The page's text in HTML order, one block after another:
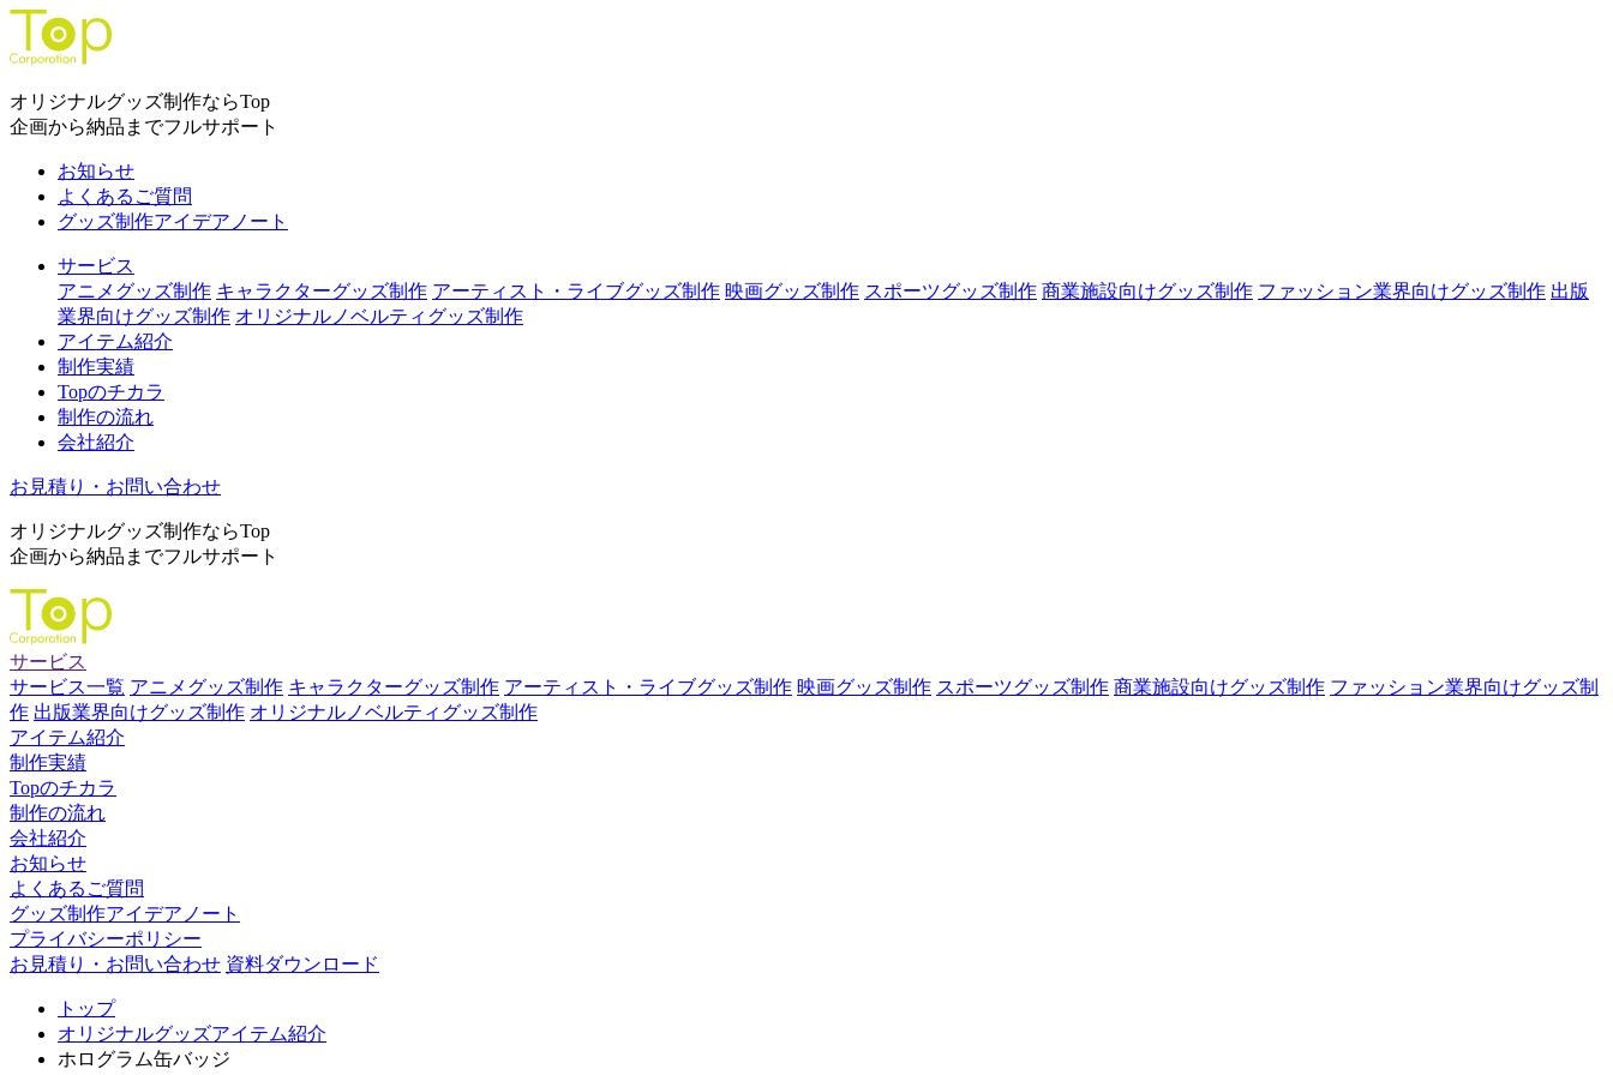
オリジナルグッズ制作ならTop
企画から納品までフルサポート
お知らせ
よくあるご質問
グッズ制作アイデアノート
サービス
アニメグッズ制作 キャラクターグッズ制作 アーティスト・ライブグッズ制作 映画グッズ制作 スポーツグッズ制作 商業施設向けグッズ制作 ファッション業界向けグッズ制作 出版
業界向けグッズ制作 オリジナルノベルティグッズ制作
アイテム紹介
制作実績
Topのチカラ
制作の流れ
会社紹介
お見積り・お問い合わせ
オリジナルグッズ制作ならTop
企画から納品までフルサポート
サービス
サービス一覧 アニメグッズ制作 キャラクターグッズ制作 アーティスト・ライブグッズ制作 映画グッズ制作 スポーツグッズ制作 商業施設向けグッズ制作 ファッション業界向けグッズ制
作 出版業界向けグッズ制作 オリジナルノベルティグッズ制作
アイテム紹介
制作実績
Topのチカラ
制作の流れ
会社紹介
お知らせ
よくあるご質問
グッズ制作アイデアノート
プライバシーポリシー
お見積り・お問い合わせ 資料ダウンロード
トップ
オリジナルグッズアイテム紹介
ホログラム缶バッジ